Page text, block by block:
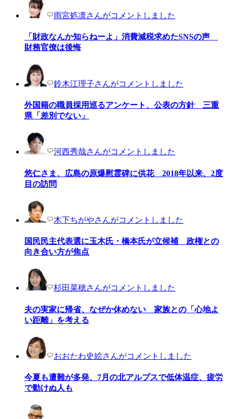
雨宮処凛さんがコメントしました
「財政なんか知らねーよ」消費減税求めたSNSの声
財務官僚は後悔
鈴木江理子さんがコメントしました
外国籍の職員採用巡るアンケート、公表の方針 三重
県「差別でない」
河西秀哉さんがコメントしました
悠仁さま、広島の原爆慰霊碑に供花 2018年以来、2度
目の訪問
木下ちがやさんがコメントしました
国民民主代表選に玉木氏・橋本氏が立候補 政権との
向き合い方が焦点
杉田菜穂さんがコメントしました
夫の実家に帰省、なぜか休めない 家族との「心地よ
い距離」を考える
おおたわ史絵さんがコメントしました
今夏も遭難が多発、7月の北アルプスで低体温症、疲労
で動けぬ人も